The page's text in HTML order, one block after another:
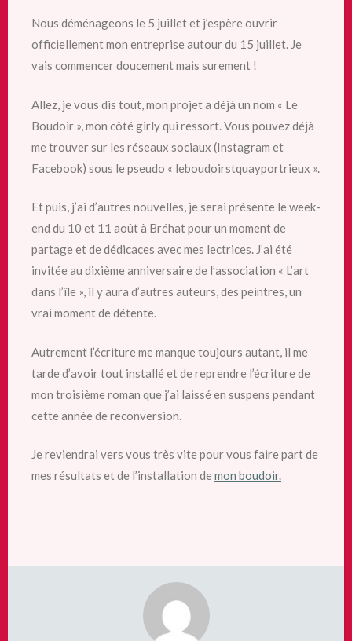
Nous déménageons le 5 juillet et j’espère ouvrir
officiellement mon entreprise autour du 15 juillet. Je
vais commencer doucement mais surement !
Allez, je vous dis tout, mon projet a déjà un nom « Le
Boudoir », mon côté girly qui ressort. Vous pouvez déjà
me trouver sur les réseaux sociaux (Instagram et
Facebook) sous le pseudo « leboudoirstquayportrieux ».
Et puis, j’ai d’autres nouvelles, je serai présente le week-
end du 10 et 11 août à Bréhat pour un moment de
partage et de dédicaces avec mes lectrices. J’ai été
invitée au dixième anniversaire de l’association « L’art
dans l’île », il y aura d’autres auteurs, des peintres, un
vrai moment de détente.
Autrement l’écriture me manque toujours autant, il me
tarde d’avoir tout installé et de reprendre l’écriture de
mon troisième roman que j’ai laissé en suspens pendant
cette année de reconversion.
Je reviendrai vers vous très vite pour vous faire part de
mes résultats et de l’installation demon boudoir.